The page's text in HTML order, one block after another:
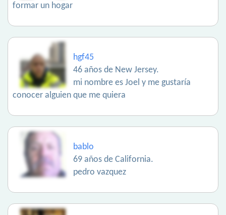
formar un hogar
hgf45
46 años de New Jersey.
mi nombre es Joel y me gustaría
conocer alguien que me quiera
bablo
69 años de California.
pedro vazquez